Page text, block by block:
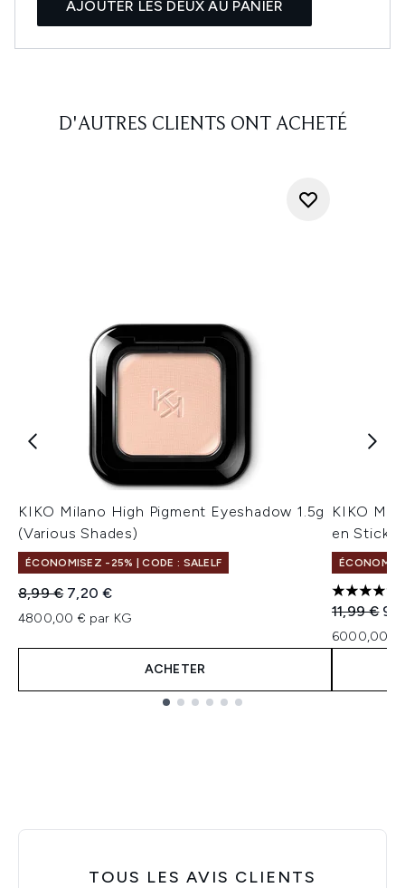
AJOUTER LES DEUX AU PANIER
D'AUTRES CLIENTS ONT ACHETÉ
KIKO Milano High Pigment Eyeshadow 1.5g
(Various Shades)
ÉCONOMISEZ -25% | CODE : SALELF
Prix de vente :
8,99 € Prix ​​actuel :
7,20 €
4800,00 € par KG
ACHETER
KIKO
en Stick
5 étoiles
Prix de
11,99 €
6000,00 €
TOUS LES AVIS CLIENTS